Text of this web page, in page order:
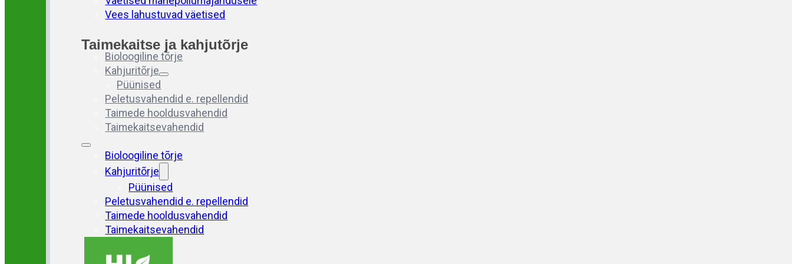
Vees lahustuvad väetised
Taimekaitse ja kahjutõrje
Bioloogiline tõrje
Kahjuritõrje
Püünised
Peletusvahendid e. repellendid
Taimede hooldusvahendid
Taimekaitsevahendid
Bioloogiline tõrje
Kahjuritõrje
Püünised
Peletusvahendid e. repellendid
Taimede hooldusvahendid
Taimekaitsevahendid